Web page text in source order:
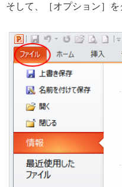
そして、［オプション］を